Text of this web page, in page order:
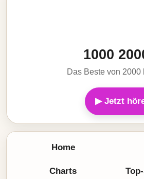
1000
Das Beste von 2000
▶ Jetzt
Home
Charts